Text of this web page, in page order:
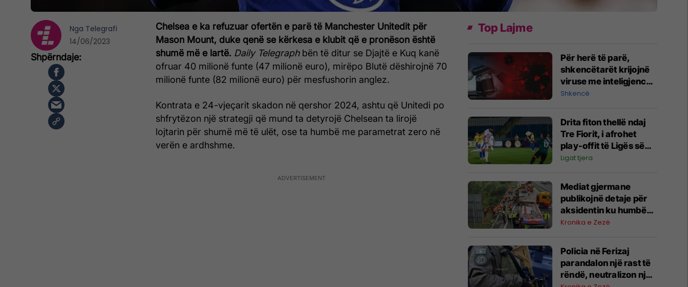
Chelsea e ka refuzuar ofertën e parë të Manchester Unitedit për
Mason Mount, duke qenë se kërkesa e klubit që e pronëson është
shumë më e lartë. Daily Telegraphbën të ditur se Djajtë e Kuq kanë
ofruar 40 milionë funte (47 milionë euro), mirëpo Blutë dëshirojnë 70
milionë funte (82 milionë euro) për mesfushorin anglez.
Kontrata e 24-vjeçarit skadon në qershor 2024, ashtu që Unitedi po
shfrytëzon një strategji që mund ta detyrojë Chelsean ta lirojë
lojtarin për shumë më të ulët, ose ta humbë me parametrat zero në
verën e ardhshme.
Nga Telegrafi
14/06/2023
Top Lajme
Për herë të parë,
shkencëtarët krijojnë
viruse me inteligjencë
artificiale
Shkencë
Drita fiton thellë ndaj
Tre Fiorit, i afrohet
play-offit të Ligës së
Konferencës
Ligat tjera
Mediat gjermane
publikojnë detaje për
aksidentin ku humbën
jetën tre mërgimtarë
Ferizajt
Kronika e Zezë
Policia në Ferizaj
parandalon një rast të
rëndë, neutralizon një